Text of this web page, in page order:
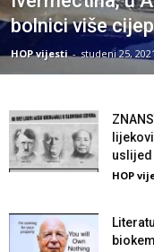
bolnici više
HOP vijesti - studeni 25,
uslijed
HOP